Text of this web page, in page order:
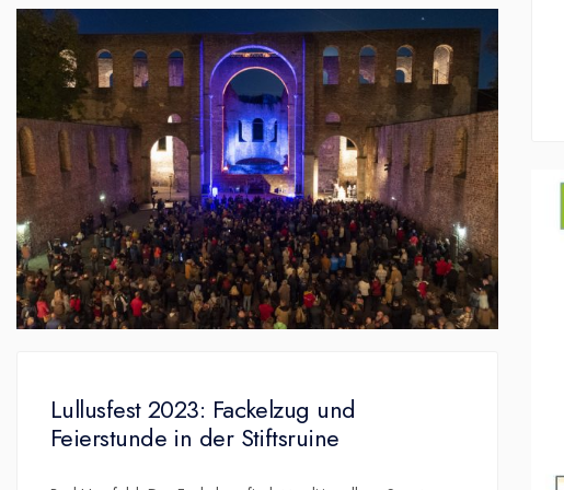
Lullusfest 2023: Fackelzug und
Feierstunde in der Stiftsruine